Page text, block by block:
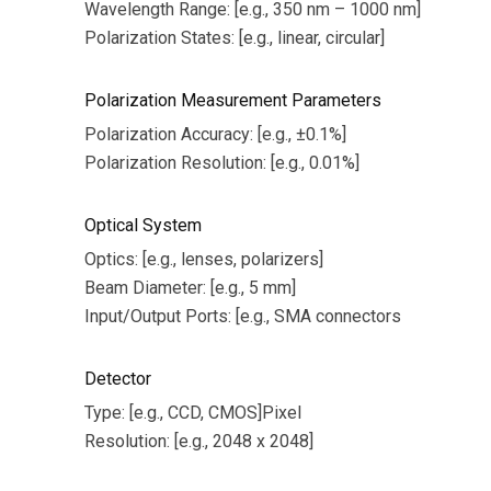
Wavelength Range: [e.g., 350 nm – 1000 nm]
Polarization States: [e.g., linear, circular]
Polarization Measurement Parameters
Polarization Accuracy: [e.g., ±0.1%]
Polarization Resolution: [e.g., 0.01%]
Optical System
Optics: [e.g., lenses, polarizers]
Beam Diameter: [e.g., 5 mm]
Input/Output Ports: [e.g., SMA connectors
Detector
Type: [e.g., CCD, CMOS]Pixel
Resolution: [e.g., 2048 x 2048]